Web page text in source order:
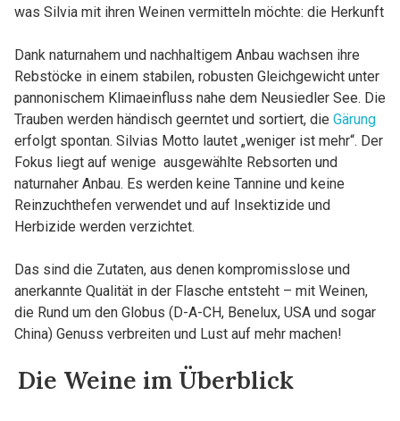
was Silvia mit ihren Weinen vermitteln möchte: die Herkunft
Dank naturnahem und nachhaltigem Anbau wachsen ihre
Rebstöcke in einem stabilen, robusten Gleichgewicht unter
pannonischem Klimaeinfluss nahe dem Neusiedler See. Die
Trauben werden händisch geerntet und sortiert, die Gärung
erfolgt spontan. Silvias Motto lautet „weniger ist mehr“. Der
Fokus liegt auf wenige ausgewählte Rebsorten und
naturnaher Anbau. Es werden keine Tannine und keine
Reinzuchthefen verwendet und auf Insektizide und
Herbizide werden verzichtet.
Das sind die Zutaten, aus denen kompromisslose und
anerkannte Qualität in der Flasche entsteht – mit Weinen,
die Rund um den Globus (D-A-CH, Benelux, USA und sogar
China) Genuss verbreiten und Lust auf mehr machen!
Die Weine im Überblick